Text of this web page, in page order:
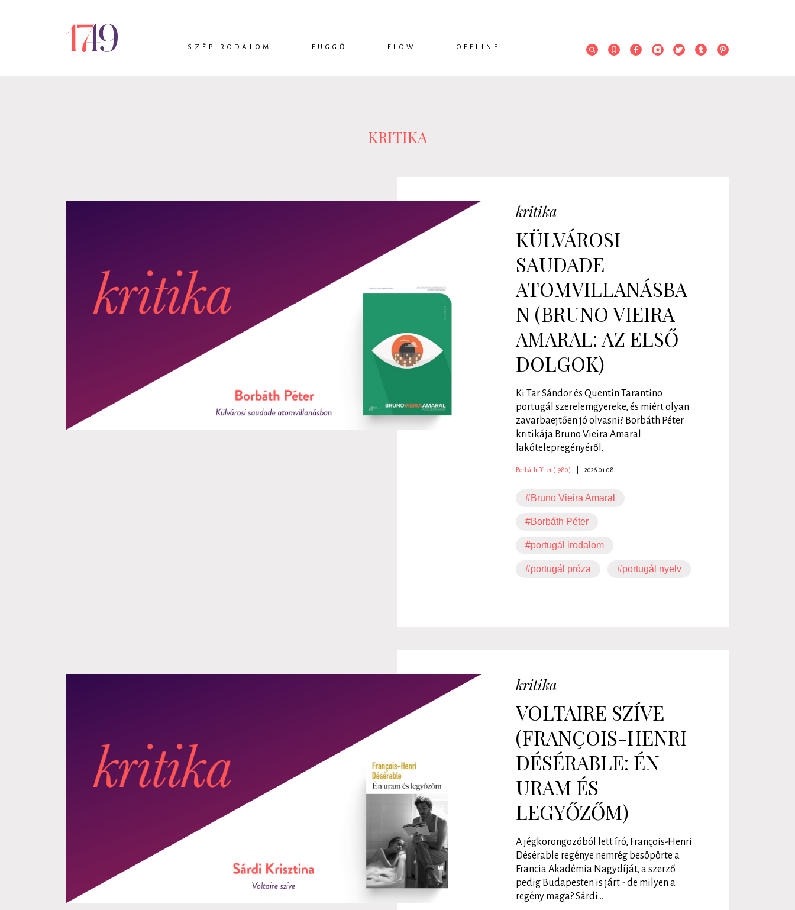
SZÉPIRODALOM
VERS
FÜGGŐ
KRITIKA
FLOW
INTERJÚ
OFFLINE
RENDEZVÉNYEK
KRITIKA
kritika
KÜLVÁROSI
SAUDADE
ATOMVILLANÁSBA
N (BRUNO VIEIRA
AMARAL: AZ ELSŐ
DOLGOK)
Ki Tar Sándor és Quentin Tarantino
portugál szerelemgyereke, és miért olyan
zavarbaejtően jó olvasni? Borbáth Péter
kritikája Bruno Vieira Amaral
lakótelepregényéről.
Borbáth Péter (1980) 2026.01.08.
#Bruno Vieira Amaral
#Borbáth Péter
#portugál irodalom
#portugál próza #portugál nyelv
kritika
VOLTAIRE SZÍVE
(FRANÇOIS-HENRI
DÉSÉRABLE: ÉN
URAM ÉS
LEGYŐZŐM)
A jégkorongozóból lett író, François-Henri
Désérable regénye nemrég besöpörte a
Francia Akadémia Nagydíját, a szerző
pedig Budapesten is járt - de milyen a
regény maga? Sárdi...